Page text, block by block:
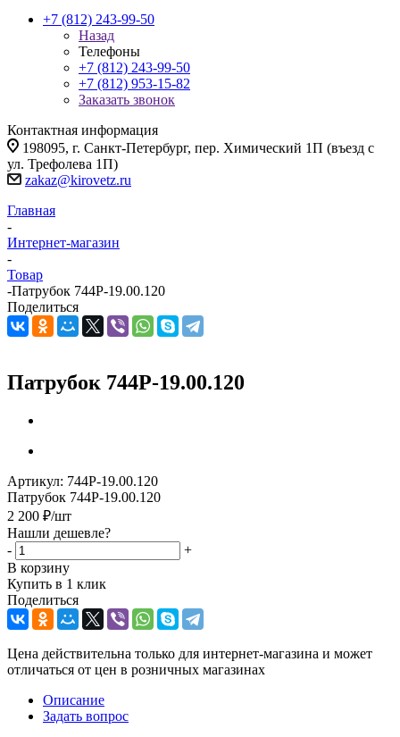
+7 (812) 243-99-50
Назад
Телефоны
+7 (812) 243-99-50
+7 (812) 953-15-82
Заказать звонок
Контактная информация
198095, г. Санкт-Петербург, пер. Химический 1П (въезд с
ул. Трефолева 1П)
zakaz@kirovetz.ru
Главная
-
Интернет-магазин
-
Товар
-Патрубок 744Р-19.00.120
Поделиться
Патрубок 744Р-19.00.120
Артикул: 744Р-19.00.120
Патрубок 744Р-19.00.120
2 200 ₽/шт
Нашли дешевле?
-
+
В корзину
Купить в 1 клик
Поделиться
Цена действительна только для интернет-магазина и может
отличаться от цен в розничных магазинах
Описание
Задать вопрос